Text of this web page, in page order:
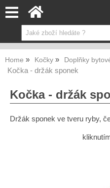
Home Kočky Doplňky
Kočka - držák sponek
Kočka - držák
Držák sponek ve tveru ryby,